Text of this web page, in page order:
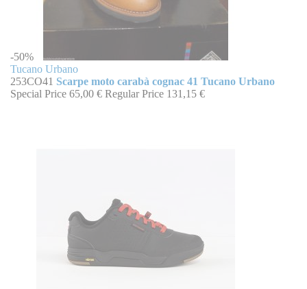
-50%
Tucano Urbano
253CO41 Scarpe moto carabà cognac 41 Tucano Urbano
Special Price 65,00 € Regular Price 131,15 €